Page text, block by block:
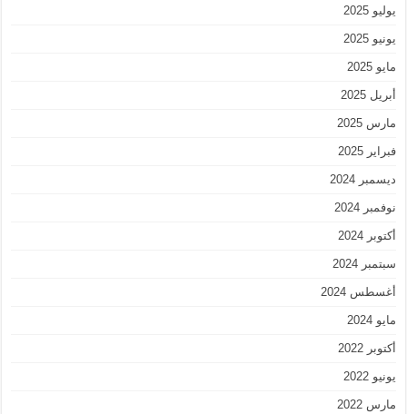
يوليو 2025
يونيو 2025
مايو 2025
أبريل 2025
مارس 2025
فبراير 2025
ديسمبر 2024
نوفمبر 2024
أكتوبر 2024
سبتمبر 2024
أغسطس 2024
مايو 2024
أكتوبر 2022
يونيو 2022
مارس 2022